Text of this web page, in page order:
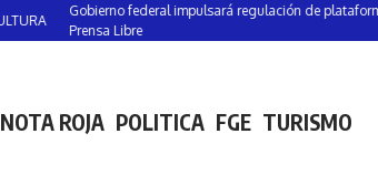
Gobierno federal impulsará regulación de plataformas
Prensa Libre
NOTA ROJA POLITICA FGE TURISMO